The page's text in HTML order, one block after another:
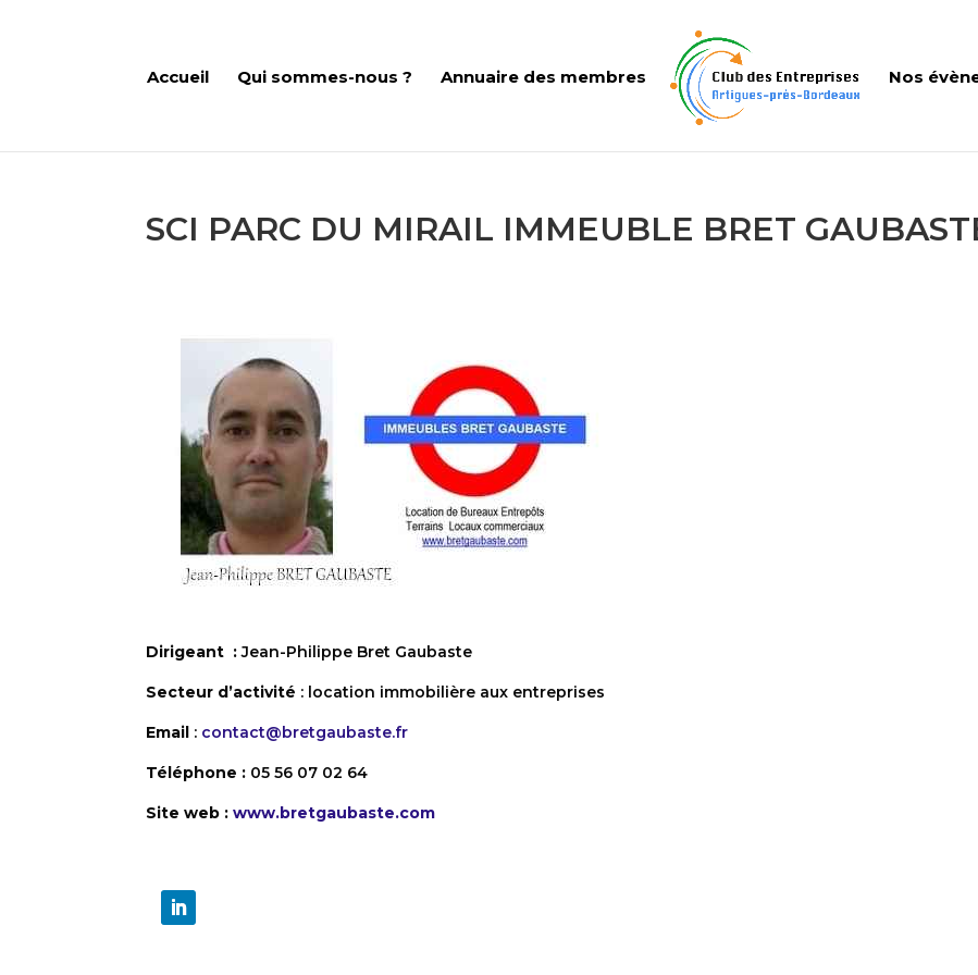
Accueil Qui sommes-nous ? Annuaire des membres Nos
SCI PARC DU MIRAIL IMMEUBLE BRET
Dirigeant :Jean-Philippe Bret Gaubaste
Secteur d’activité : location immobilière aux entreprises
Email : contact@bretgaubaste.fr
Téléphone : 05 56 07 02 64
Site web :www.bretgaubaste.com